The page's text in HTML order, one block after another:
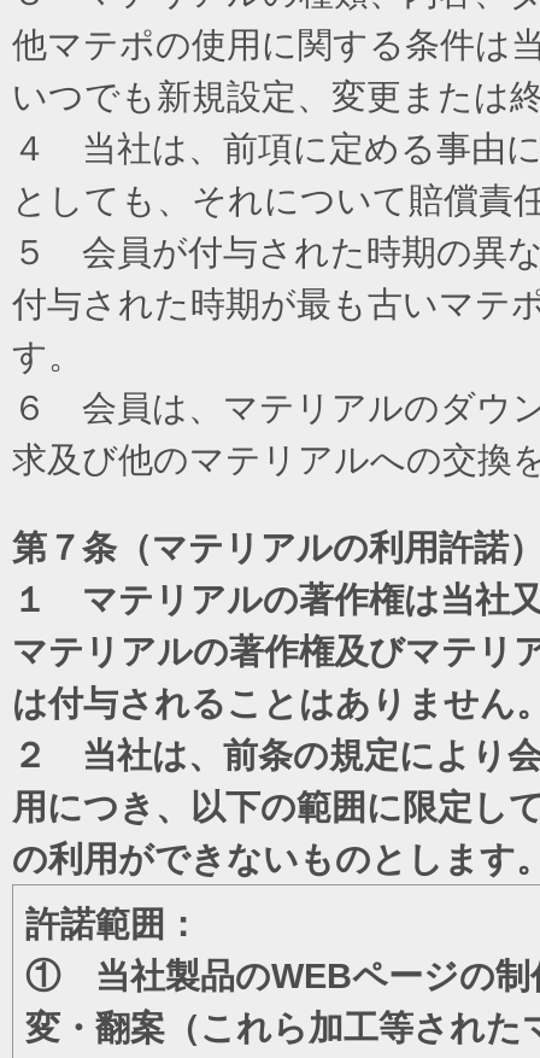
他マテポの使用に関する条件は
いつでも新規設定、変更または
４ 当社は、前項に定める事由
としても、それについて賠償責
５ 会員が付与された時期の異
付与された時期が最も古いマテ
す。
６ 会員は、マテリアルのダウ
求及び他のマテリアルへの交換
第７条（マテリアルの利用許諾
１ マテリアルの著作権は当社
マテリアルの著作権及びマテリ
は付与されることはありません
２ 当社は、前条の規定により
用につき、以下の範囲に限定し
の利用ができないものとします
許諾範囲：
① 当社製品のWEBページの制
変・翻案（これら加工等され